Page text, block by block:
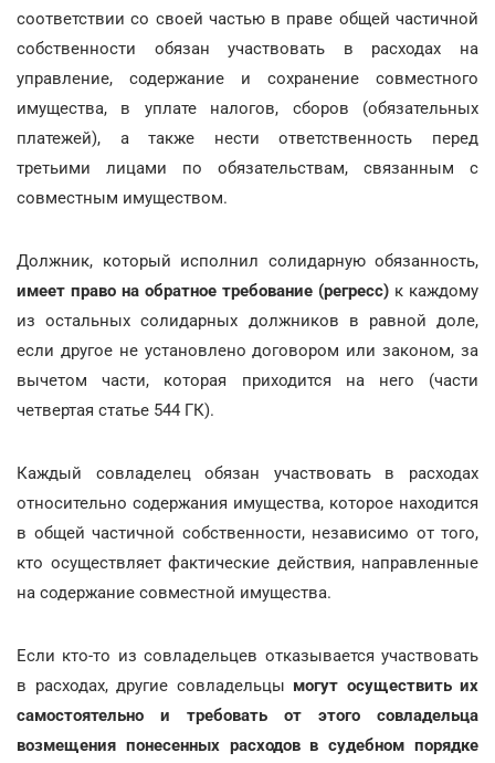
соответствии со своей частью в праве общей частичной
собственности обязан участвовать в расходах на
управление, содержание и сохранение совместного
имущества, в уплате налогов, сборов (обязательных
платежей), а также нести ответственность перед
третьими лицами по обязательствам, связанным с
совместным имуществом.
Должник, который исполнил солидарную обязанность,
имеет право на обратное требование (регресс) к каждому
из остальных солидарных должников в равной доле,
если другое не установлено договором или законом, за
вычетом части, которая приходится на него (части
четвертая статье 544 ГК).
Каждый совладелец обязан участвовать в расходах
относительно содержания имущества, которое находится
в общей частичной собственности, независимо от того,
кто осуществляет фактические действия, направленные
на содержание совместной имущества.
Если кто-то из совладельцев отказывается участвовать
в расходах, другие совладельцы могут осуществить их
самостоятельно и требовать от этого совладельца
возмещения понесенных расходов в судебном порядке